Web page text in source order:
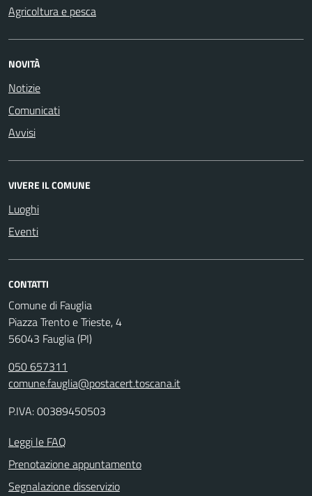
Agricoltura e pesca
NOVITÀ
Notizie
Comunicati
Avvisi
VIVERE IL COMUNE
Luoghi
Eventi
CONTATTI
Comune di Fauglia
Piazza Trento e Trieste, 4
56043 Fauglia (PI)
050 657311
comune.fauglia@postacert.toscana.it
P.IVA: 00389450503
Leggi le FAQ
Prenotazione appuntamento
Segnalazione disservizio